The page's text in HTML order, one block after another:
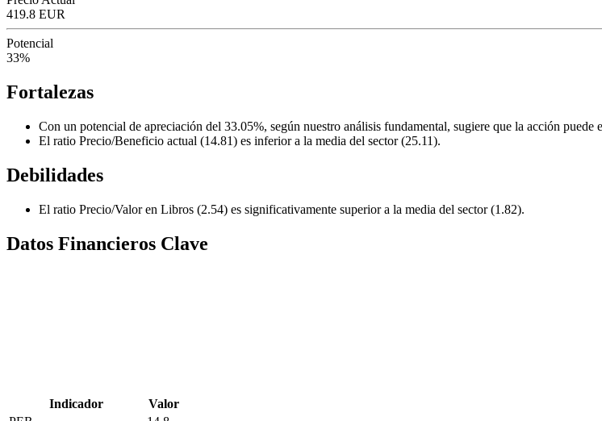
419.8 EUR
Potencial
33%
Fortalezas
Con un potencial de apreciación del 33.05%, según nuestro análisis fundamental, sugiere que la acción puede
El ratio Precio/Beneficio actual (14.81) es inferior a la media del sector (25.11).
Debilidades
El ratio Precio/Valor en Libros (2.54) es significativamente superior a la media del sector (1.82).
Datos Financieros Clave
Indicador
Valor